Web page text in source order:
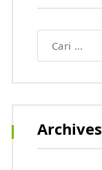
untuk:
Archives